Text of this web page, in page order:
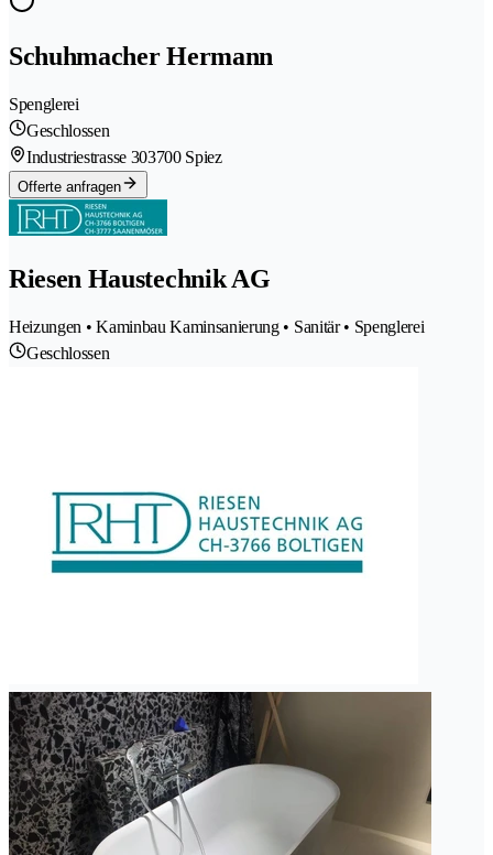
Schuhmacher Hermann
Spenglerei
Geschlossen
Industriestrasse 303700 Spiez
Offerte anfragen
Riesen Haustechnik AG
Heizungen • Kaminbau Kaminsanierung • Sanitär • Spenglerei
Geschlossen